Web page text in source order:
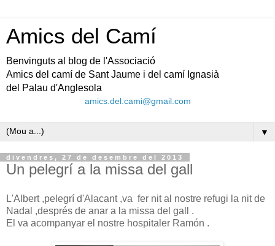
Amics del Camí
Benvinguts al blog de l'Associació
Amics del camí de Sant Jaume i del camí Ignasià
del Palau d'Anglesola
amics.del.cami@gmail.com
▼
divendres, 27 de desembre del 2013
Un pelegrí a la missa del gall
L'Albert ,pelegrí d'Alacant ,va fer nit al nostre refugi la nit de
Nadal ,després de anar a la missa del gall .
El va acompanyar el nostre hospitaler Ramón .